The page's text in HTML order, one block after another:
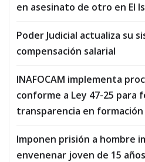
en asesinato de otro en El
Poder Judicial actualiza su
compensación salarial
INAFOCAM implementa
conforme a Ley 47-25 para
transparencia en
Imponen prisión a hombre
envenenar joven de 15